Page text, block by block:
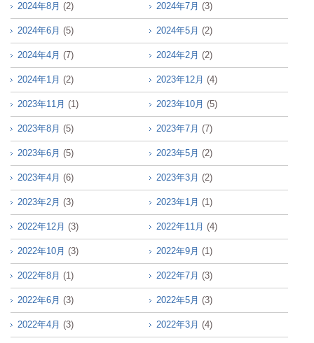
2024年8月 (2) 2024年7月 (3)
2024年6月 (5) 2024年5月 (2)
2024年4月 (7) 2024年2月 (2)
2024年1月 (2) 2023年12月 (4)
2023年11月 (1) 2023年10月 (5)
2023年8月 (5) 2023年7月 (7)
2023年6月 (5) 2023年5月 (2)
2023年4月 (6) 2023年3月 (2)
2023年2月 (3) 2023年1月 (1)
2022年12月 (3) 2022年11月 (4)
2022年10月 (3) 2022年9月 (1)
2022年8月 (1) 2022年7月 (3)
2022年6月 (3) 2022年5月 (3)
2022年4月 (3) 2022年3月 (4)